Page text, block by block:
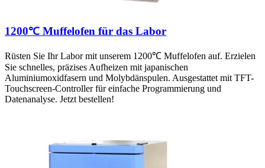
1200℃ Muffelofen für das Labor
Rüsten Sie Ihr Labor mit unserem 1200℃ Muffelofen auf. Erzielen
Sie schnelles, präzises Aufheizen mit japanischen
Aluminiumoxidfasern und Molybdänspulen. Ausgestattet mit TFT-
Touchscreen-Controller für einfache Programmierung und
Datenanalyse. Jetzt bestellen!